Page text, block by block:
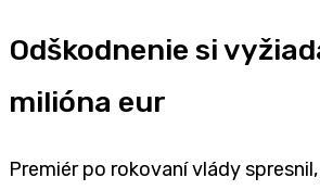
Odškodnenie si
milióna eur
Premiér po rokovaní vlády